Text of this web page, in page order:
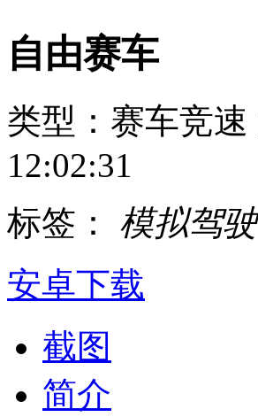
自由赛车
类型：赛车竞速
12:02:31
标签： 模拟驾驶
安卓下载
截图
简介